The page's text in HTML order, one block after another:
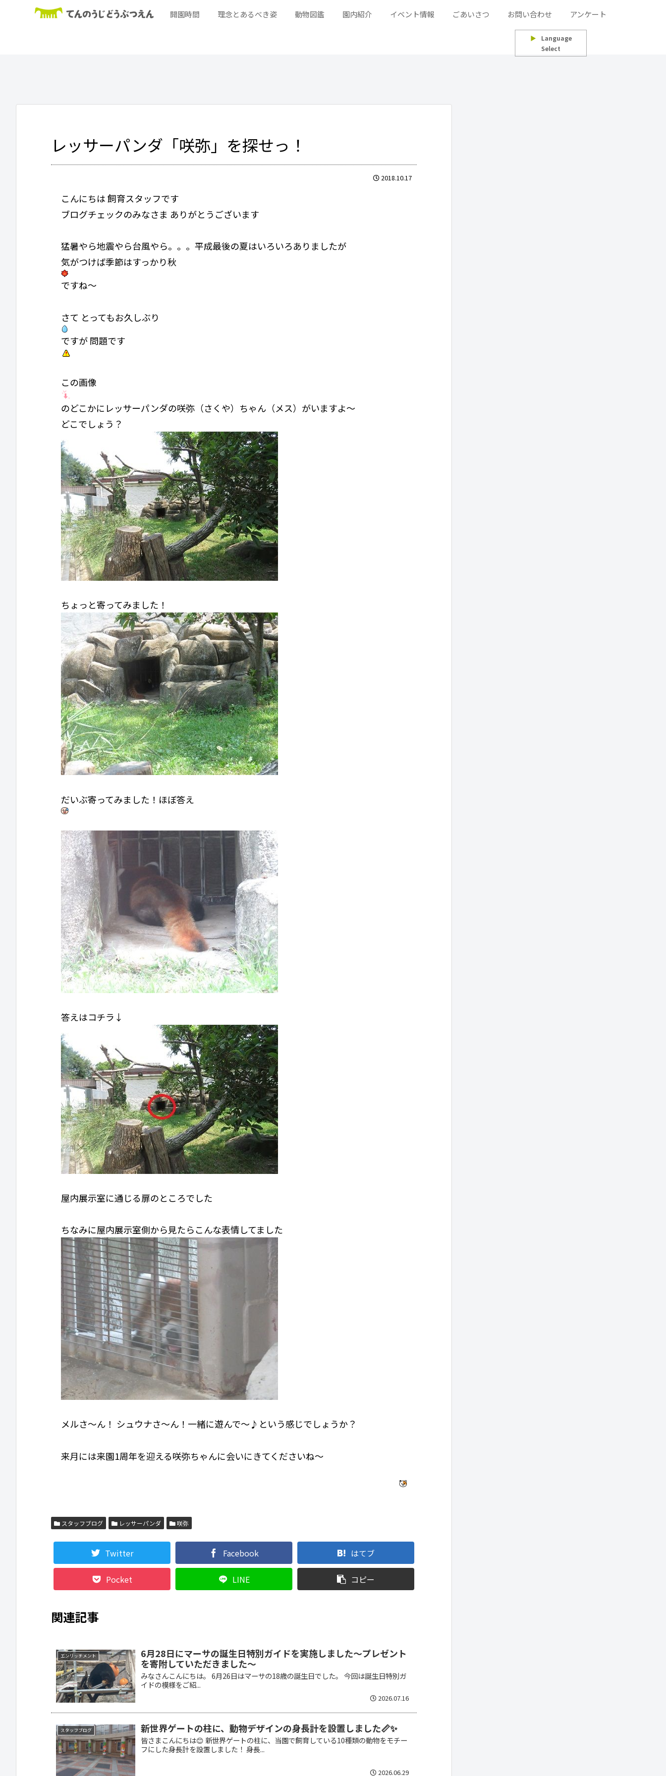
開園時間 理念とあるべき姿 動物図鑑 園内紹介 イベント情報 ごあいさつ お問い合わせ アンケート
▶
Language
Select
レッサーパンダ「咲弥」を探せっ！
2018.10.17
こんにちは 飼育スタッフです
ブログチェックのみなさま ありがとうございます
猛暑やら地震やら台風やら。。。平成最後の夏はいろいろありましたが
気がつけば季節はすっかり秋
ですね～
さて とってもお久しぶり
ですが 問題です
この画像
のどこかにレッサーパンダの咲弥（さくや）ちゃん（メス）がいますよ～
どこでしょう？
ちょっと寄ってみました！
だいぶ寄ってみました！ほぼ答え
答えはコチラ↓
屋内展示室に通じる扉のところでした
ちなみに屋内展示室側から見たらこんな表情してました
メルさ～ん！ シュウナさ～ん！一緒に遊んで～♪という感じでしょうか？
来月には来園1周年を迎える咲弥ちゃんに会いにきてくださいね～
スタッフブログ レッサーパンダ 咲弥
Twitter Facebook はてブ
Pocket LINE コピー
関連記事
エンリッチメント
6月28日にマーサの誕生日特別ガイドを実施しました～プレゼント
を寄附していただきました～
みなさんこんにちは。 6月26日はマーサの18歳の誕生日でした。 今回は誕生日特別ガ
イドの模様をご紹...
2026.07.16
スタッフブログ 新世界ゲートの柱に、動物デザインの身長計を設置しました📏✨
皆さまこんにちは😊 新世界ゲートの柱に、当園で飼育している10種類の動物をモチー
フにした身長計を設置しました！ 身長...
2026.06.29